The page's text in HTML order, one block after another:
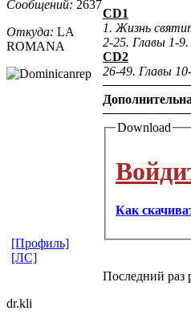
Сообщений: 2637
Откуда: LA
ROMANA
CD1
1. Жизнь
2-25. Главы 1-9.
CD2
26-49. Главы
Download
Как
Последний раз
[Профиль]
[ЛС]
dr.kli